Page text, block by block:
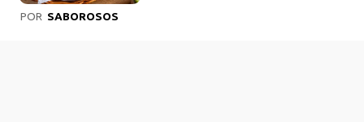
POR SABOROSOS